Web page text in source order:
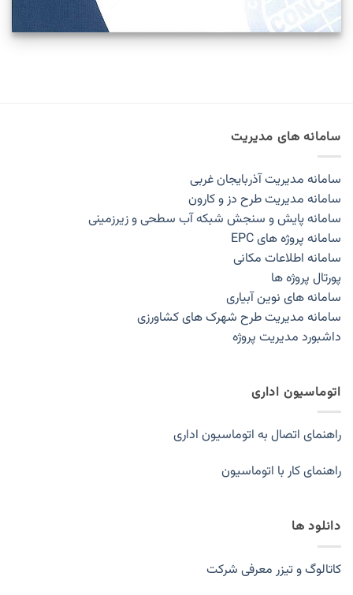
سامانه های مدیریت
سامانه مدیریت آذربایجان غربی
سامانه مدیریت طرح دز و کارون
سامانه پایش و سنجش شبکه آب سطحی و زیرزمینی
سامانه پروژه های EPC
سامانه اطلاعات مکانی
پورتال پروژه ها
سامانه های نوین آبیاری
سامانه مدیریت طرح شهرک های کشاورزی
داشبورد مدیریت پروژه
اتوماسیون اداری
راهنمای اتصال به اتوماسیون اداری
راهنمای کار با اتوماسیون
دانلود ها
کاتالوگ و تیزر معرفی شرکت